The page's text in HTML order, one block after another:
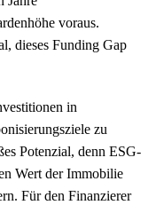
voraus.
dieses Funding Gap
in
zu
Potenzial, denn ESG-
Wert der Immobilie
Für den Finanzierer